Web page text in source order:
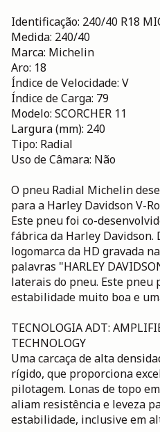
Identificação: 240/40 R18
Medida: 240/40
Marca: Michelin
Aro: 18
Índice de Velocidade: V
Índice de Carga: 79
Modelo: SCORCHER 11
Largura (mm): 240
Tipo: Radial
Uso de Câmara: Não
O pneu Radial Michelin
para a Harley Davidson V-
Este pneu foi co-
fábrica da Harley Davidson.
logomarca da HD gravada
palavras "HARLEY
laterais do pneu. Este pneu
estabilidade muito boa e
TECNOLOGIA ADT:
TECHNOLOGY
Uma carcaça de alta
rígido, que proporciona
pilotagem. Lonas de topo
aliam resistência e leveza
estabilidade, inclusive em